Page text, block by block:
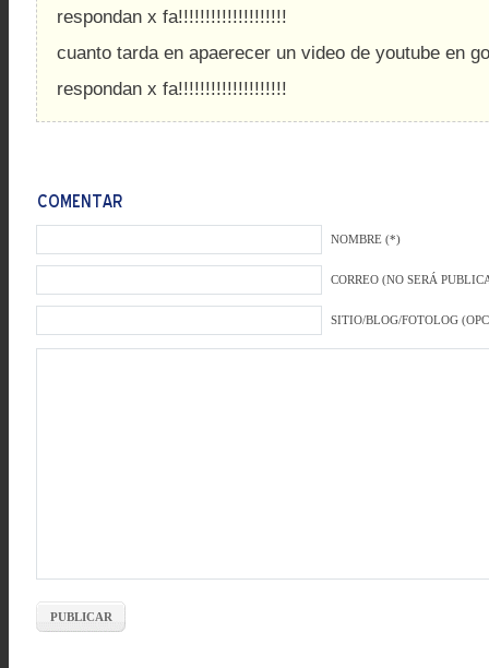
respondan x fa!!!!!!!!!!!!!!!!!!!!
cuanto tarda en apaerecer un video de youtube en
respondan x fa!!!!!!!!!!!!!!!!!!!!
NOMBRE (*)
CORREO (NO SERÁ
SITIO/BLOG/FOTOLOG